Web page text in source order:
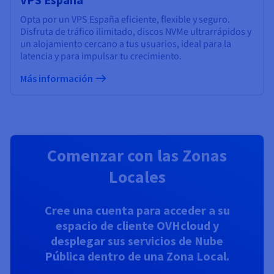
Opta por un VPS España eficiente, flexible y seguro.
Disfruta de tráfico ilimitado, discos NVMe ultrarrápidos y
un alojamiento cercano a tus usuarios, ideal para la
latencia y para impulsar tu crecimiento.
Más información
Comenzar con las Zonas
Locales
Cree una cuenta para acceder a su
espacio de cliente OVHcloud y
desplegar sus servicios de Nube
Pública dentro de una Zona Local.